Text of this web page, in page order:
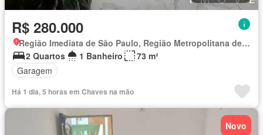
R$ 280.000
Região Imediata de São Paulo, Região Metropolitana de São Paulo
2 Quartos
1 Banheiro
73 m²
Garagem
Há 1 dia, 5 horas em Chaves na mão
Novo